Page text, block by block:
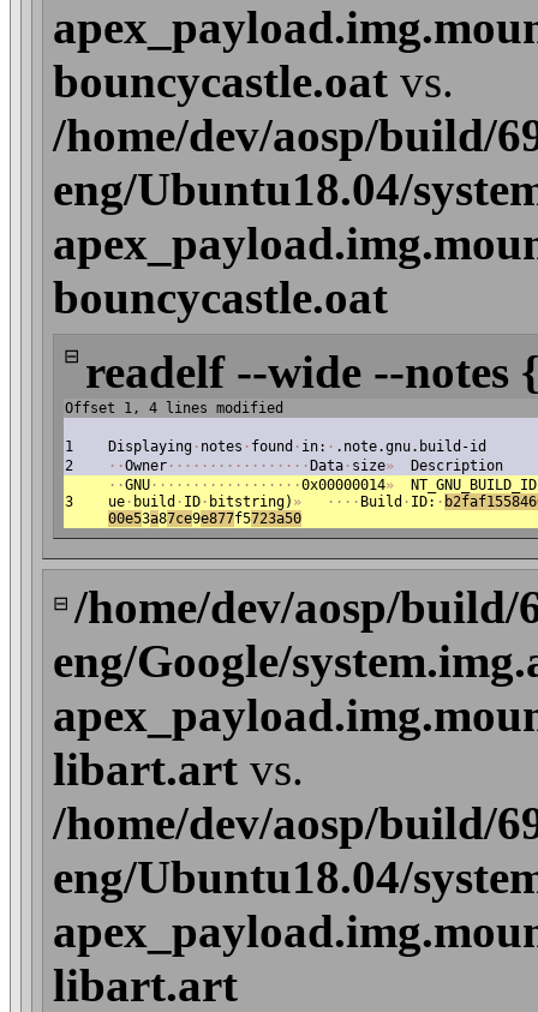
bouncycastle.oat vs.
/home/dev/aosp/build/
eng/Ubuntu18.04/
bouncycastle.oat
⊟ readelf --wide --notes
Offset 1, 4 lines modified
1 Displaying · notes · found · in: · .note.gnu.build-id
2
· ·Owner · · · · · · · · · · · · · · · · · Data · size» Description
3
· ·GNU · · · · · · · · · · · · · · · · · ·0x00000014» NT_GNU_BUILD_ID
ue · build · ID · bitstring) » · · · · Build · ID: · b2
00e53a87ce9e877f5723a50
⊟ /home/dev/aosp/build/
eng/Google/
libart.art vs.
/home/dev/aosp/build/
eng/Ubuntu18.04/
libart.art